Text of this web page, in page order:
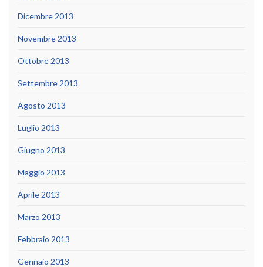
Dicembre 2013
Novembre 2013
Ottobre 2013
Settembre 2013
Agosto 2013
Luglio 2013
Giugno 2013
Maggio 2013
Aprile 2013
Marzo 2013
Febbraio 2013
Gennaio 2013